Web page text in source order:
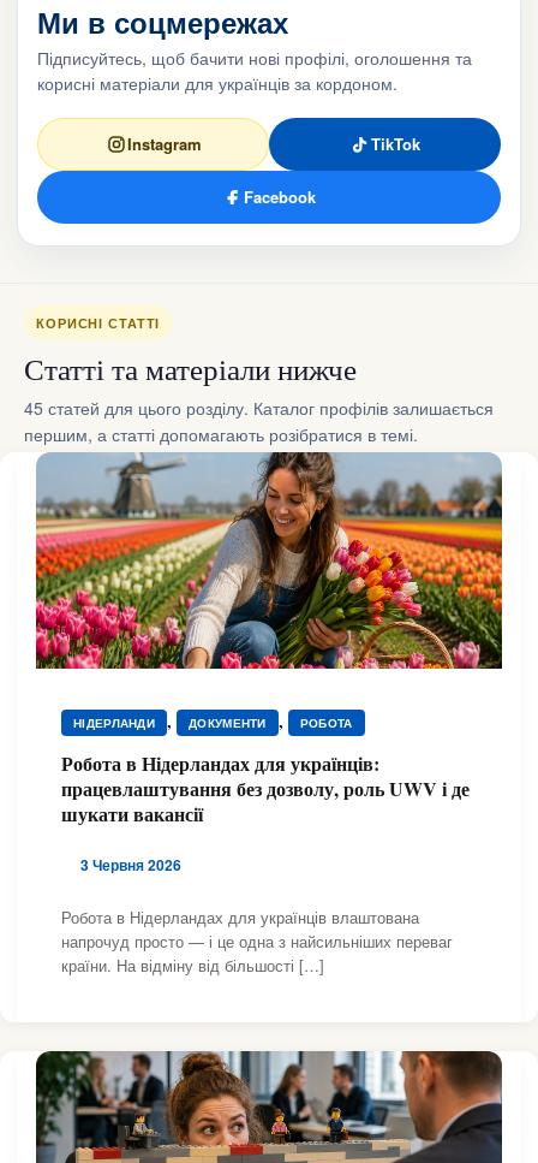
Ми в соцмережах
Підписуйтесь, щоб бачити нові профілі, оголошення та
корисні матеріали для українців за кордоном.
Instagram TikTok
Facebook
КОРИСНІ СТАТТІ
Статті та матеріали нижче
45 статей для цього розділу. Каталог профілів залишається
першим, а статті допомагають розібратися в темі.
НІДЕРЛАНДИ , ДОКУМЕНТИ , РОБОТА
Робота в Нідерландах для українців:
працевлаштування без дозволу, роль UWV і де
шукати вакансії
3 Червня 2026
Робота в Нідерландах для українців влаштована
напрочуд просто — і це одна з найсильніших переваг
країни. На відміну від більшості […]